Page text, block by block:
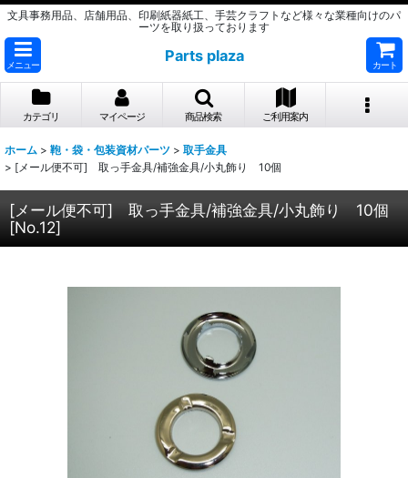
文具事務用品、店舗用品、印刷紙器紙工、手芸クラフトなど様々な業種向けのパ
ーツを取り扱っております
メニュー
Parts plaza
カート
カテゴリ マイページ 商品検索 ご利用案内
ホーム > 鞄・袋・包装資材パーツ > 取手金具
> [メール便不可] 取っ手金具/補強金具/小丸飾り 10個
[メール便不可] 取っ手金具/補強金具/小丸飾り 10個
[No.12]